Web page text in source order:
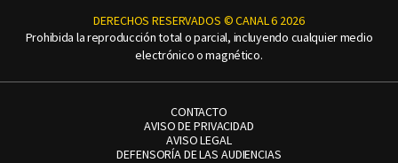
DERECHOS RESERVADOS © CANAL 6 2026
Prohibida la reproducción total o parcial, incluyendo cualquier medio
electrónico o magnético.
CONTACTO
AVISO DE PRIVACIDAD
AVISO LEGAL
DEFENSORÍA DE LAS AUDIENCIAS